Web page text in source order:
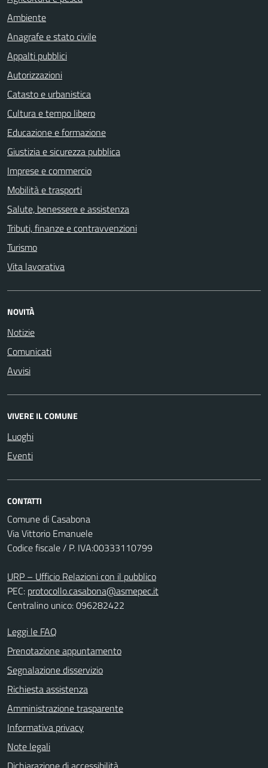
Ambiente
Anagrafe e stato civile
Appalti pubblici
Autorizzazioni
Catasto e urbanistica
Cultura e tempo libero
Educazione e formazione
Giustizia e sicurezza pubblica
Imprese e commercio
Mobilità e trasporti
Salute, benessere e assistenza
Tributi, finanze e contravvenzioni
Turismo
Vita lavorativa
NOVITÀ
Notizie
Comunicati
Avvisi
VIVERE IL COMUNE
Luoghi
Eventi
CONTATTI
Comune di Casabona
Via Vittorio Emanuele
Codice fiscale / P. IVA:00333110799
URP – Ufficio Relazioni con il pubblico
PEC: protocollo.casabona@asmepec.it
Centralino unico: 096282422
Leggi le FAQ
Prenotazione appuntamento
Segnalazione disservizio
Richiesta assistenza
Amministrazione trasparente
Informativa privacy
Note legali